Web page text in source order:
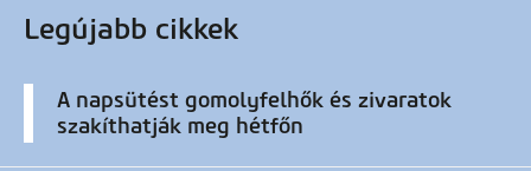
Legújabb cikkek
A napsütést gomolyfelhők és zivaratok
szakíthatják meg hétfőn